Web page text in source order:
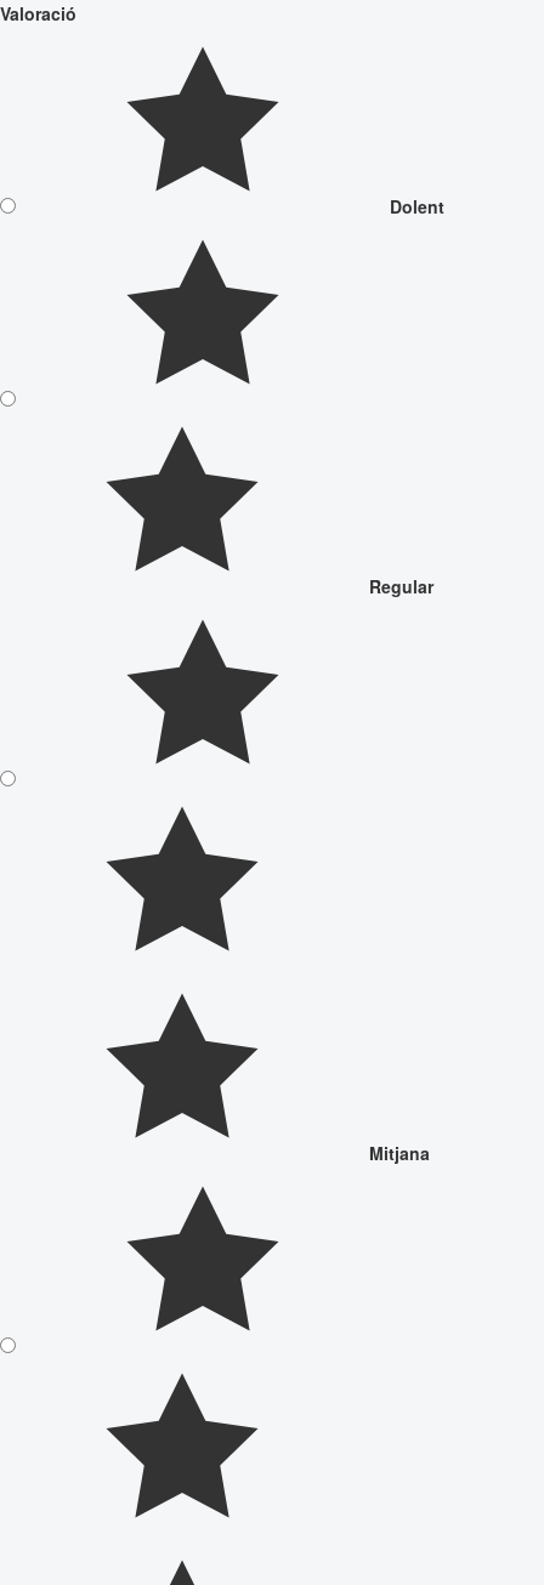
Valoració
Dolent
Regular
Mitjana